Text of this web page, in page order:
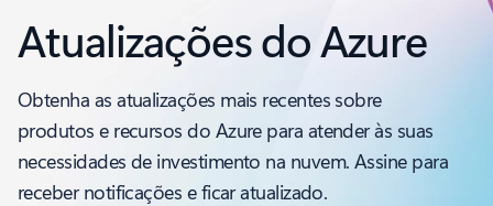
Atualizações do Azure
Obtenha as atualizações mais recentes sobre
produtos e recursos do Azure para atender às suas
necessidades de investimento na nuvem. Assine para
receber notificações e ficar atualizado.